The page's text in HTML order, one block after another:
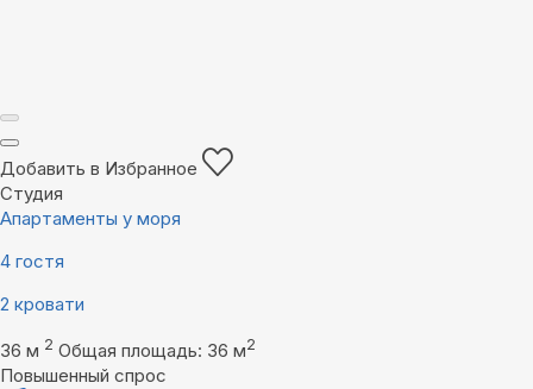
Добавить в Избранное
Студия
Апартаменты у моря
4 гостя
2 кровати
36 м 2 Общая площадь: 36 м2
Повышенный спрос